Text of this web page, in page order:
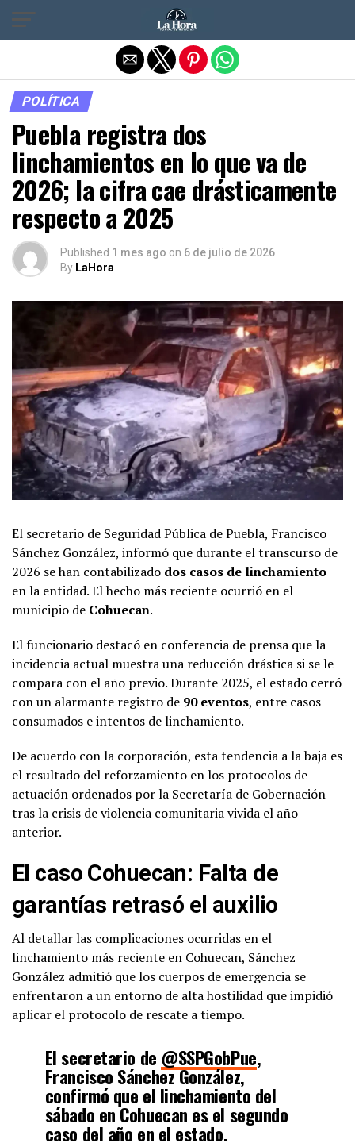
POLÍTICA
Puebla registra dos
linchamientos en lo que va de
2026; la cifra cae drásticamente
respecto a 2025
Published 1 mes ago on 6 de julio de 2026
By LaHora
El secretario de Seguridad Pública de Puebla, Francisco
Sánchez González, informó que durante el transcurso de
2026 se han contabilizado dos casos de linchamiento
en la entidad. El hecho más reciente ocurrió en el
municipio de Cohuecan.
El funcionario destacó en conferencia de prensa que la
incidencia actual muestra una reducción drástica si se le
compara con el año previo. Durante 2025, el estado cerró
con un alarmante registro de 90 eventos, entre casos
consumados e intentos de linchamiento.
De acuerdo con la corporación, esta tendencia a la baja es
el resultado del reforzamiento en los protocolos de
actuación ordenados por la Secretaría de Gobernación
tras la crisis de violencia comunitaria vivida el año
anterior.
El caso Cohuecan: Falta de
garantías retrasó el auxilio
Al detallar las complicaciones ocurridas en el
linchamiento más reciente en Cohuecan, Sánchez
González admitió que los cuerpos de emergencia se
enfrentaron a un entorno de alta hostilidad que impidió
aplicar el protocolo de rescate a tiempo.
El secretario de @SSPGobPue,
Francisco Sánchez González,
confirmó que el linchamiento del
sábado en Cohuecan es el segundo
caso del año en el estado.
Salir de la versión móvil